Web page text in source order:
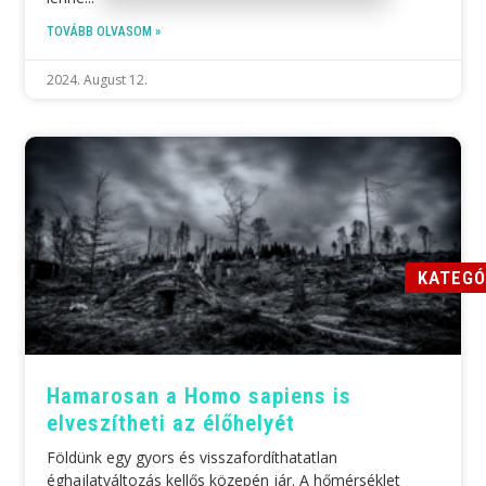
TOVÁBB OLVASOM »
2024. August 12.
Hamarosan a Homo sapiens is
elveszítheti az élőhelyét
Földünk egy gyors és visszafordíthatatlan
éghajlatváltozás kellős közepén jár. A hőmérséklet